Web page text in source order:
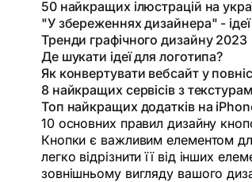
50 найкращих ілюстрацій на
"У збереженнях дизайнера" - ідеї
Тренди графічного дизайну 2023
Де шукати ідеї для логотипа?
Як конвертувати вебсайт у
8 найкращих сервісів з
Топ найкращих додатків на
10 основних правил дизайну
Кнопки є важливим елементом
легко відрізнити її від інших
зовнішньому вигляду вашого